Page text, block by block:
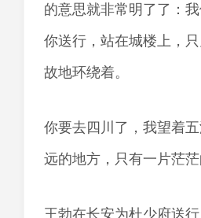
的意思就非常明了了：
你送行，站在城楼上，
故地环绕着。
你要去四川了，我望着
远的地方，只有一片茫茫
王勃在长安为杜少府送